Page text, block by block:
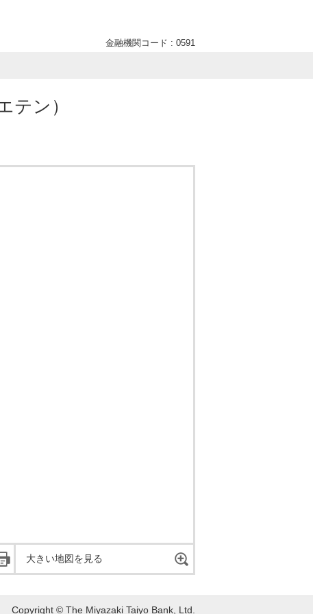
金融機関コード : 0591
テン）
大きい地図を見る
Copyright © The Miyazaki Taiyo Bank, Ltd.